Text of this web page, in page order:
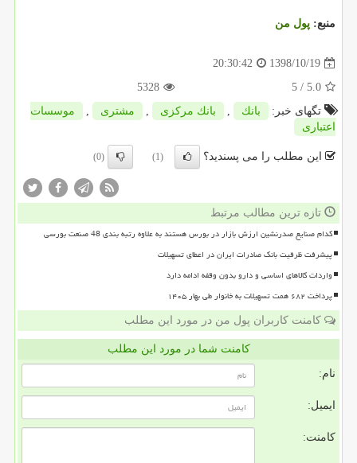
منبع: پول من
1398/10/19
20:30:42
5.0
/ 5
5328
تگهای خبر:
بانك , بانك مركزی , مشتری ,
موسسات
اعتباری
این مطلب را می پسندید؟ (1)
(0)
تازه ترین مطالب مرتبط
کدام صنایع صدرنشین ارزش بازار در بورس هستند به علاوه رتبه بندی 48 صنعت بورسی
پیشرفت ظرفیت بانک صادرات ایران در اعطای تسهیلات
واردات کالاهای اساسی و دارو بدون وقفه ادامه دارد
پرداخت ۶۸۲ همت تسهیلات به خانوار طی بهار ۱۴۰۵
کامنت کاربران پول من در مورد این مطلب
کامنت شما در مورد این مطلب
نام:
ایمیل:
کامنت: